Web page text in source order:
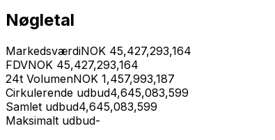
Nøgletal
MarkedsværdiNOK 45,427,293,164
FDVNOK 45,427,293,164
24t VolumenNOK 1,457,993,187
Cirkulerende udbud4,645,083,599
Samlet udbud4,645,083,599
Maksimalt udbud-